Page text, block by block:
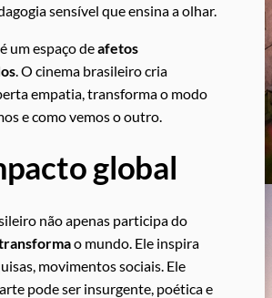
sensível que ensina a olhar.
um espaço deafetos
. O cinema brasileiro cria
empatia, transforma o modo
e como vemos o outro.
global
não apenas participa do
o mundo. Ele inspira
movimentos sociais. Ele
pode ser insurgente, poética e